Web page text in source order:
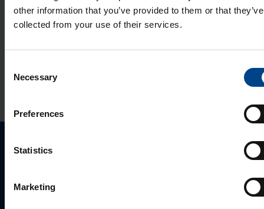
other information that you’ve provided to them or that they’ve
collected from your use of their services.
Selection
Necessary
Preferences
Statistics
Marketing
pind­pai­gal­da­tav, IP41
Tootekood: EER515
Lii­ku­mis­an­dur kõr­ge­tele lage­dele
Palun võtke meiega ühendust